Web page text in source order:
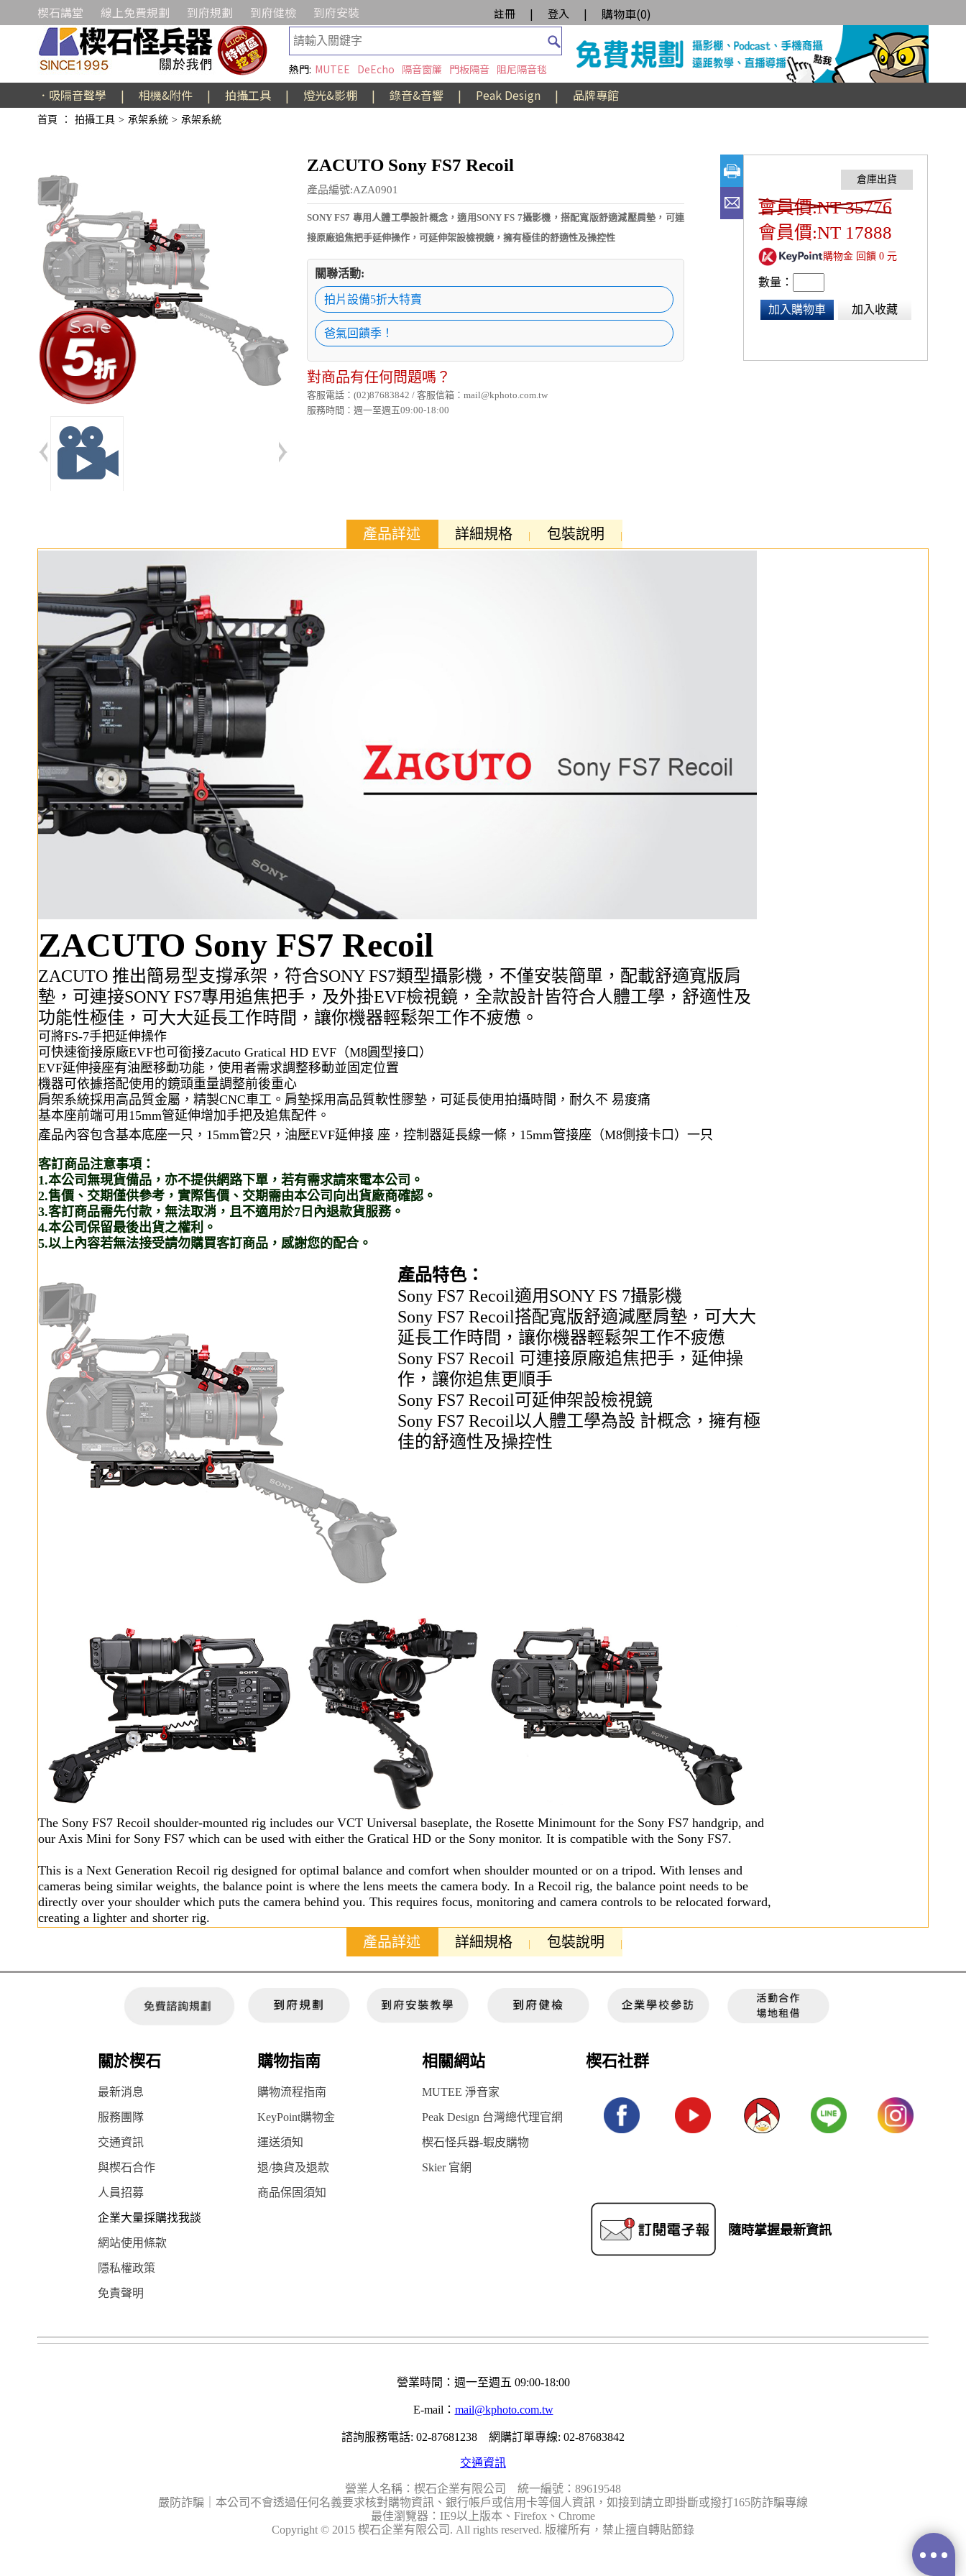
楔石講堂 線上免費規劃 到府規劃 到府健檢 到府安裝 註冊 | 登入 | 購物車(0)
熱門: MUTEE DeEcho 隔音窗簾 門板隔音 阻尼隔音毯
．吸隔音聲學 | 相機&附件 | 拍攝工具 | 燈光&影棚 | 錄音&音響 | Peak Design | 品牌專館
首頁 ： 拍攝工具 > 承架系統 > 承架系統
ZACUTO Sony FS7 Recoil
產品編號:AZA0901
SONY FS7 專用人體工學設計概念，適用SONY FS 7攝影機，搭配寬版舒適減壓肩墊，可連
接原廠追焦把手延伸操作，可延伸架設檢視鏡，擁有極佳的舒適性及操控性
關聯活動:
拍片設備5折大特賣
爸氣回饋季！
對商品有任何問題嗎？
客服電話：(02)87683842 / 客服信箱：mail@kphoto.com.tw
服務時間：週一至週五09:00-18:00
會員價:NT 35776
會員價:NT 17888
購物金 回饋 0 元
數量：
加入購物車 加入收藏
產品詳述 詳細規格 包裝說明
ZACUTO Sony FS7 Recoil
ZACUTO 推出簡易型支撐承架，符合SONY FS7類型攝影機，不僅安裝簡單，配載舒適寬版肩
墊，可連接SONY FS7專用追焦把手，及外掛EVF檢視鏡，全款設計皆符合人體工學，舒適性及
功能性極佳，可大大延長工作時間，讓你機器輕鬆架工作不疲憊。
可將FS-7手把延伸操作
可快速銜接原廠EVF也可銜接Zacuto Gratical HD EVF（M8圓型接口）
EVF延伸接座有油壓移動功能，使用者需求調整移動並固定位置
機器可依據搭配使用的鏡頭重量調整前後重心
肩架系統採用高品質金屬，精製CNC車工。肩墊採用高品質軟性膠墊，可延長使用拍攝時間，耐久不 易痠痛
基本座前端可用15mm管延伸增加手把及追焦配件。
產品內容包含基本底座一只，15mm管2只，油壓EVF延伸接 座，控制器延長線一條，15mm管接座（M8側接卡口）一只
客訂商品注意事項：
1.本公司無現貨備品，亦不提供網路下單，若有需求請來電本公司。
2.售價、交期僅供參考，實際售價、交期需由本公司向出貨廠商確認。
3.客訂商品需先付款，無法取消，且不適用於7日內退款貨服務。
4.本公司保留最後出貨之權利。
5.以上內容若無法接受請勿購買客訂商品，感謝您的配合。
產品特色：
Sony FS7 Recoil適用SONY FS 7攝影機
Sony FS7 Recoil搭配寬版舒適減壓肩墊， 可大大
延長工作時間，讓你機器輕鬆架工作不疲憊
Sony FS7 Recoil 可連接原廠追焦把手，延伸操
作，讓你追焦更順手
Sony FS7 Recoil可延伸架設檢視鏡
Sony FS7 Recoil以人體工學為設 計概念，擁有極
佳的舒適性及操控性
The Sony FS7 Recoil shoulder-mounted rig includes our VCT Universal baseplate, the Rosette Minimount for the Sony FS7 handgrip, and
our Axis Mini for Sony FS7 which can be used with either the Gratical HD or the Sony monitor. It is compatible with the Sony FS7.
This is a Next Generation Recoil rig designed for optimal balance and comfort when shoulder mounted or on a tripod. With lenses and
cameras being similar weights, the balance point is where the lens meets the camera body. In a Recoil rig, the balance point needs to be
directly over your shoulder which puts the camera behind you. This requires focus, monitoring and camera controls to be relocated forward,
creating a lighter and shorter rig.
產品詳述 詳細規格 包裝說明
關於楔石 購物指南 相關網站 楔石社群
最新消息 購物流程指南 MUTEE 淨音家
服務團隊 KeyPoint購物金 Peak Design 台灣總代理官網
交通資訊 運送須知 楔石怪兵器-蝦皮購物
與楔石合作 退/換貨及退款 Skier 官網
隨時掌握最新資訊
人員招募 商品保固須知
企業大量採購找我談
網站使用條款
隱私權政策
免責聲明
營業時間：週一至週五 09:00-18:00
E-mail： mail@kphoto.com.tw
諮詢服務電話: 02-87681238 網購訂單專線: 02-87683842
交通資訊
營業人名稱：楔石企業有限公司 統一編號：89619548
嚴防詐騙｜本公司不會透過任何名義要求核對購物資訊、銀行帳戶或信用卡等個人資訊，如接到請立即掛斷或撥打165防詐騙專線
最佳瀏覽器：IE9以上版本、Firefox、Chrome
Copyright © 2015 楔石企業有限公司. All rights reserved. 版權所有，禁止擅自轉貼節錄